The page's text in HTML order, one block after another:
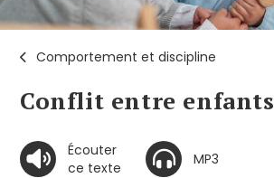
Comportement et discipline
Conflit entre enfants
Écouter
ce texte
MP3